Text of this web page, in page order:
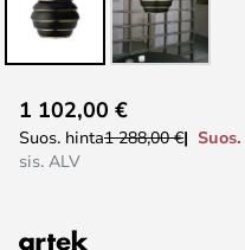
to
the
the
1 102,00 €
Suos. hinta1 288,00 €
sis. ALV